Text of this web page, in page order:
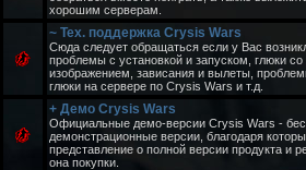
хорошим серверам.
~ Тех. поддержка Crysis Wars
Сюда следует обращаться если у Вас
проблемы с установкой и запуском, глюки со
изображением, зависания и вылеты,
глюки на сервере по Crysis Wars и т.д.
+ Демо Crysis Wars
Официальные демо-версии Crysis Wars -
демонстрационные версии, благодаря
представление о полной версии продукта и
она покупки.